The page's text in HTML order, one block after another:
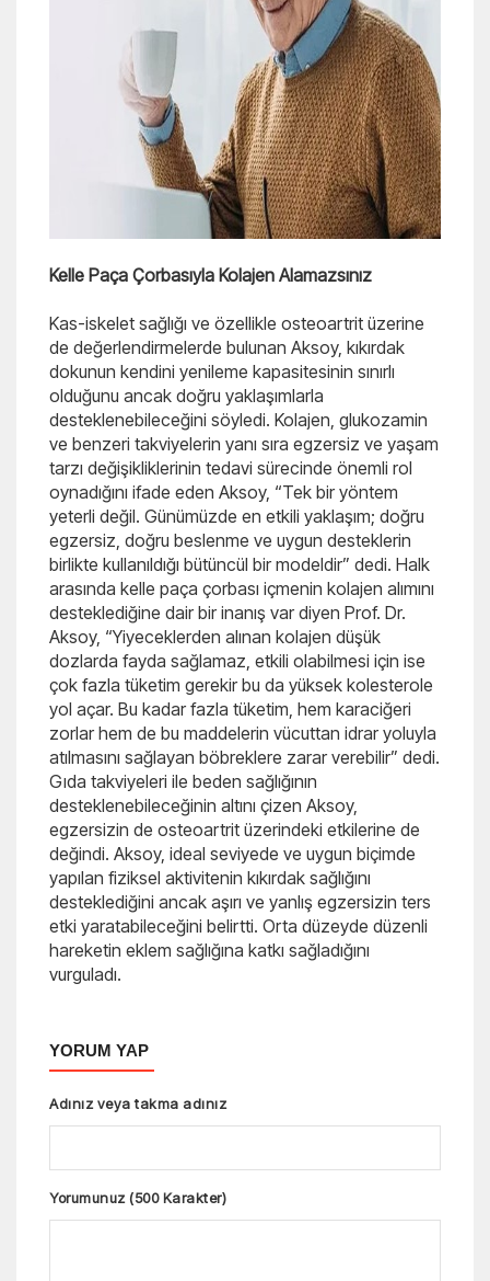
Kelle Paça Çorbasıyla Kolajen Alamazsınız
Kas-iskelet sağlığı ve özellikle osteoartrit üzerine
de değerlendirmelerde bulunan Aksoy, kıkırdak
dokunun kendini yenileme kapasitesinin sınırlı
olduğunu ancak doğru yaklaşımlarla
desteklenebileceğini söyledi. Kolajen, glukozamin
ve benzeri takviyelerin yanı sıra egzersiz ve yaşam
tarzı değişikliklerinin tedavi sürecinde önemli rol
oynadığını ifade eden Aksoy, “Tek bir yöntem
yeterli değil. Günümüzde en etkili yaklaşım; doğru
egzersiz, doğru beslenme ve uygun desteklerin
birlikte kullanıldığı bütüncül bir modeldir” dedi. Halk
arasında kelle paça çorbası içmenin kolajen alımını
desteklediğine dair bir inanış var diyen Prof. Dr.
Aksoy, “Yiyeceklerden alınan kolajen düşük
dozlarda fayda sağlamaz, etkili olabilmesi için ise
çok fazla tüketim gerekir bu da yüksek kolesterole
yol açar. Bu kadar fazla tüketim, hem karaciğeri
zorlar hem de bu maddelerin vücuttan idrar yoluyla
atılmasını sağlayan böbreklere zarar verebilir” dedi.
Gıda takviyeleri ile beden sağlığının
desteklenebileceğinin altını çizen Aksoy,
egzersizin de osteoartrit üzerindeki etkilerine de
değindi. Aksoy, ideal seviyede ve uygun biçimde
yapılan fiziksel aktivitenin kıkırdak sağlığını
desteklediğini ancak aşırı ve yanlış egzersizin ters
etki yaratabileceğini belirtti. Orta düzeyde düzenli
hareketin eklem sağlığına katkı sağladığını
vurguladı.
YORUM YAP
Adınız veya takma adınız
Yorumunuz (500 Karakter)